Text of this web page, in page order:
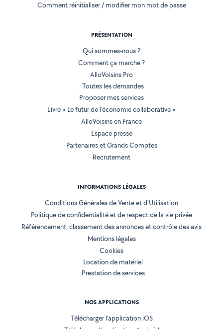
Comment réinitialiser / modifier mon mot de passe
PRÉSENTATION
Qui sommes-nous ?
Comment ça marche ?
AlloVoisins Pro
Toutes les demandes
Proposer mes services
Livre « Le futur de l'économie collaborative »
AlloVoisins en France
Espace presse
Partenaires et Grands Comptes
Recrutement
INFORMATIONS LÉGALES
Conditions Générales de Vente et d'Utilisation
Politique de confidentialité et de respect de la vie privée
Référencement, classement des annonces et contrôle des avis
Mentions légales
Cookies
Location de matériel
Prestation de services
NOS APPLICATIONS
Télécharger l’application iOS